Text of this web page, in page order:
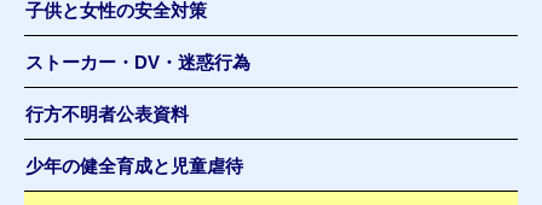
子供と女性の安全対策
ストーカー・DV・迷惑行為
行方不明者公表資料
少年の健全育成と児童虐待